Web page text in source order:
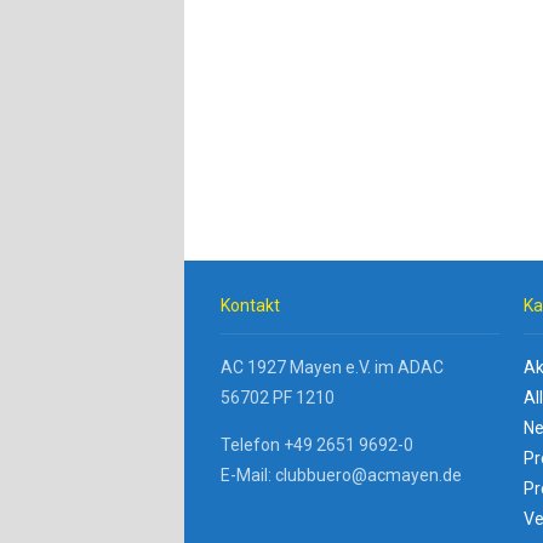
Kontakt
AC 1927 Mayen e.V. im ADAC
56702 PF 1210
Telefon +49 2651 9692-0
E-Mail: clubbuero@acmayen.de